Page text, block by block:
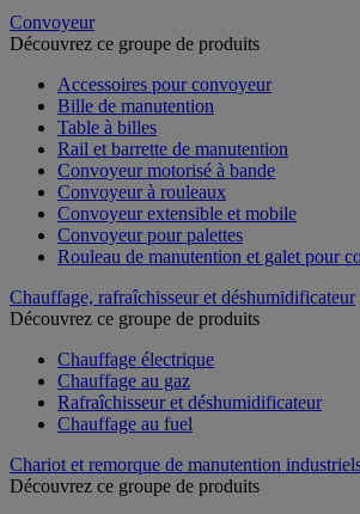
Convoyeur
Découvrez ce groupe de produits
Accessoires pour convoyeur
Bille de manutention
Table à billes
Rail et barrette de manutention
Convoyeur motorisé à bande
Convoyeur à rouleaux
Convoyeur extensible et mobile
Convoyeur pour palettes
Rouleau de manutention et galet pour
Chauffage, rafraîchisseur et déshumidificateur
Découvrez ce groupe de produits
Chauffage électrique
Chauffage au gaz
Rafraîchisseur et déshumidificateur
Chauffage au fuel
Chariot et remorque de manutention
Découvrez ce groupe de produits